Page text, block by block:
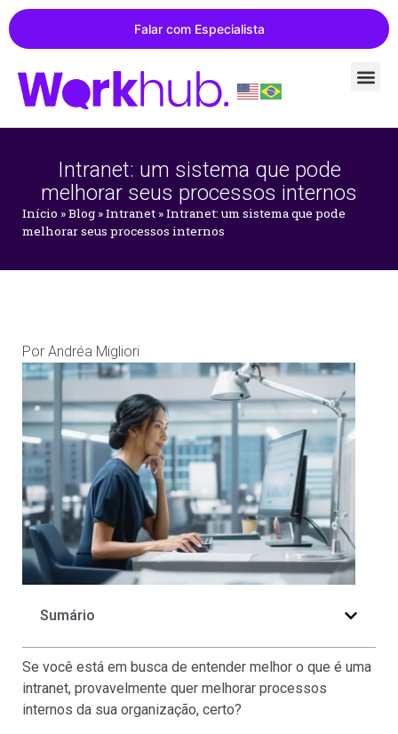
Falar com Especialista
Intranet: um sistema que pode
melhorar seus processos internos
Início »Blog »Intranet »Intranet: um sistema que pode
melhorar seus processos internos
Por Andréa Migliori
Sumário
Se você está em busca de entender melhor o que é uma
intranet, provavelmente quer melhorar processos
internos da sua organização, certo?